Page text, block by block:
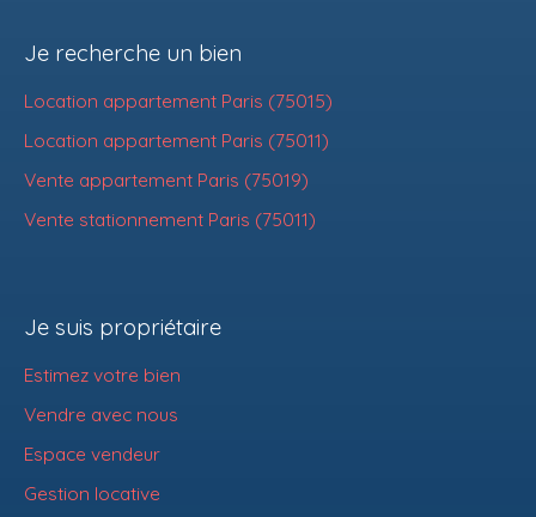
Je recherche un bien
Location appartement Paris (75015)
Location appartement Paris (75011)
Vente appartement Paris (75019)
Vente stationnement Paris (75011)
Je suis propriétaire
Estimez votre bien
Vendre avec nous
Espace vendeur
Gestion locative